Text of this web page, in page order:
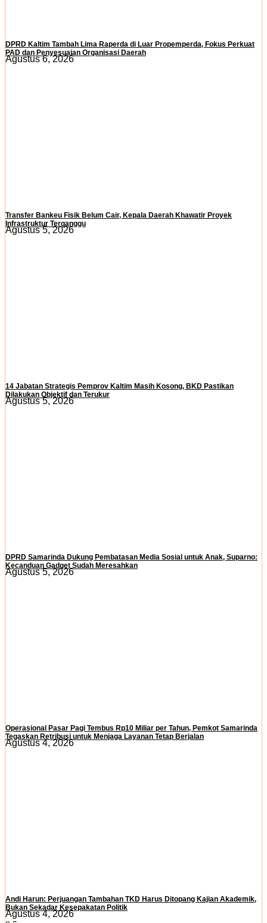
DPRD Kaltim Tambah Lima Raperda di Luar Propemperda, Fokus Perkuat
PAD dan Penyesuaian Organisasi Daerah
Agustus 6, 2026
Transfer Bankeu Fisik Belum Cair, Kepala Daerah Khawatir Proyek
Infrastruktur Terganggu
Agustus 5, 2026
14 Jabatan Strategis Pemprov Kaltim Masih Kosong, BKD Pastikan
Dilakukan Objektif dan Terukur
Agustus 5, 2026
DPRD Samarinda Dukung Pembatasan Media Sosial untuk Anak, Suparno:
Kecanduan Gadget Sudah Meresahkan
Agustus 5, 2026
Operasional Pasar Pagi Tembus Rp10 Miliar per Tahun, Pemkot Samarinda
Tegaskan Retribusi untuk Menjaga Layanan Tetap Berjalan
Agustus 4, 2026
Andi Harun: Perjuangan Tambahan TKD Harus Ditopang Kajian Akademik,
Bukan Sekadar Kesepakatan Politik
Agustus 4, 2026